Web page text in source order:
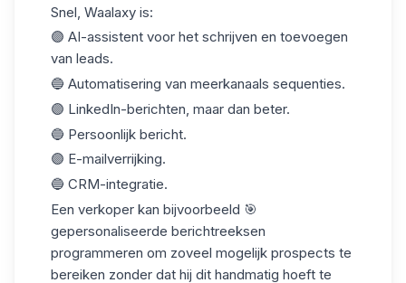
Snel, Waalaxy is:
🟣 AI-assistent voor het schrijven en toevoegen
van leads.
🔵 Automatisering van meerkanaals sequenties.
🟣 LinkedIn-berichten, maar dan beter.
🔵 Persoonlijk bericht.
🟣 E-mailverrijking.
🔵 CRM-integratie.
Een verkoper kan bijvoorbeeld 🎯
gepersonaliseerde berichtreeksen
programmeren om zoveel mogelijk prospects te
bereiken zonder dat hij dit handmatig hoeft te